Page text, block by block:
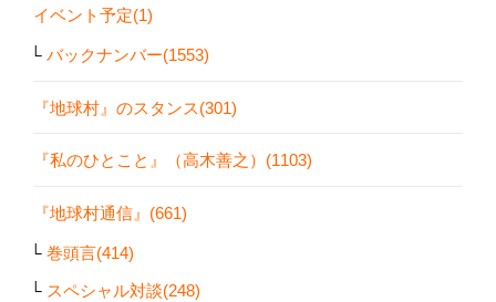
イベント予定(1)
バックナンバー(1553)
『地球村』のスタンス(301)
『私のひとこと』（高木善之）(1103)
『地球村通信』(661)
巻頭言(414)
スペシャル対談(248)